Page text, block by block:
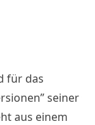
für das
seiner
aus einem